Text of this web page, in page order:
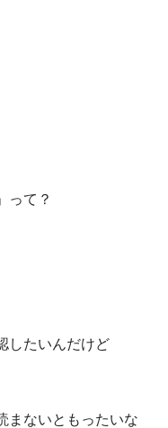
って？
したいんだけど
まないともったいな